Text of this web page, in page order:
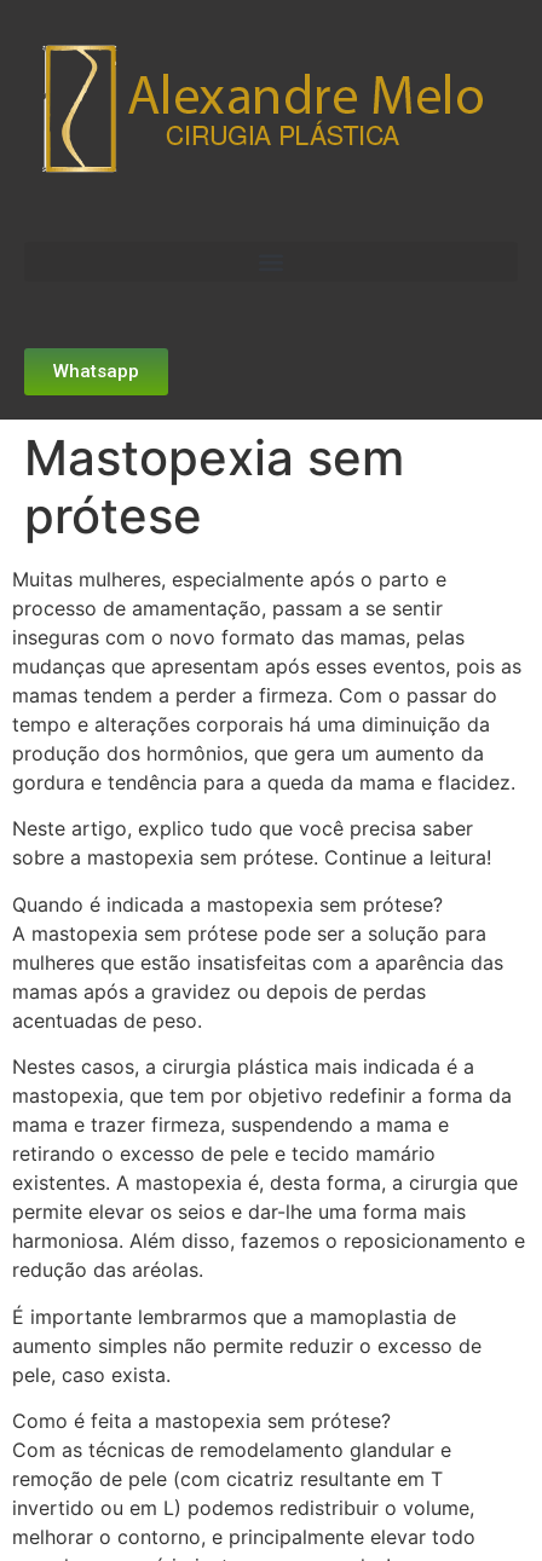
Whatsapp
Mastopexia sem
prótese
Muitas mulheres, especialmente após o parto e
processo de amamentação, passam a se sentir
inseguras com o novo formato das mamas, pelas
mudanças que apresentam após esses eventos, pois as
mamas tendem a perder a firmeza. Com o passar do
tempo e alterações corporais há uma diminuição da
produção dos hormônios, que gera um aumento da
gordura e tendência para a queda da mama e flacidez.
Neste artigo, explico tudo que você precisa saber
sobre a mastopexia sem prótese. Continue a leitura!
Quando é indicada a mastopexia sem prótese?
A mastopexia sem prótese pode ser a solução para
mulheres que estão insatisfeitas com a aparência das
mamas após a gravidez ou depois de perdas
acentuadas de peso.
Nestes casos, a cirurgia plástica mais indicada é a
mastopexia, que tem por objetivo redefinir a forma da
mama e trazer firmeza, suspendendo a mama e
retirando o excesso de pele e tecido mamário
existentes. A mastopexia é, desta forma, a cirurgia que
permite elevar os seios e dar-lhe uma forma mais
harmoniosa. Além disso, fazemos o reposicionamento e
redução das aréolas.
É importante lembrarmos que a mamoplastia de
aumento simples não permite reduzir o excesso de
pele, caso exista.
Como é feita a mastopexia sem prótese?
Com as técnicas de remodelamento glandular e
remoção de pele (com cicatriz resultante em T
invertido ou em L) podemos redistribuir o volume,
melhorar o contorno, e principalmente elevar todo